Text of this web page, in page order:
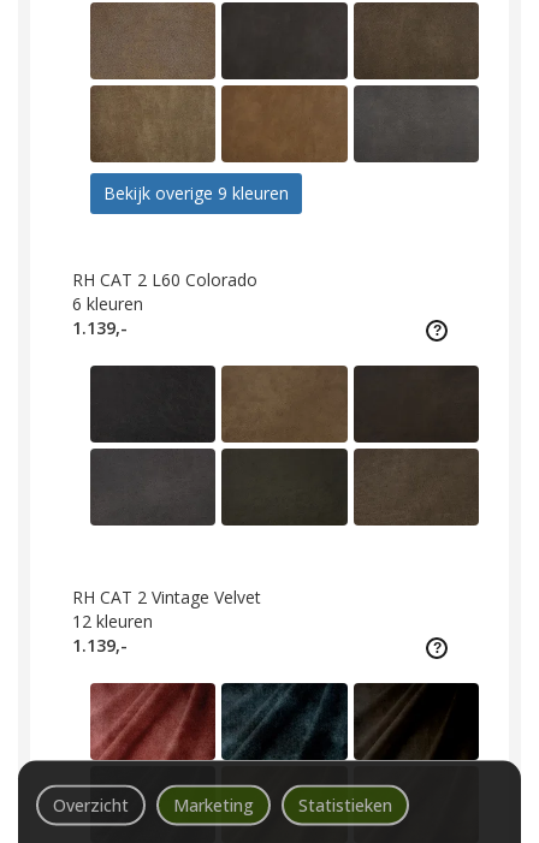
Bekijk overige 9 kleuren
RH CAT 2 L60 Colorado
6 kleuren
1.139,-
RH CAT 2 Vintage Velvet
12 kleuren
1.139,-
Overzicht Marketing Statistieken